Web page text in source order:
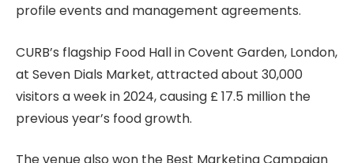
profile events and management agreements.
CURB’s flagship Food Hall in Covent Garden, London,
at Seven Dials Market, attracted about 30,000
visitors a week in 2024, causing £ 17.5 million the
previous year’s food growth.